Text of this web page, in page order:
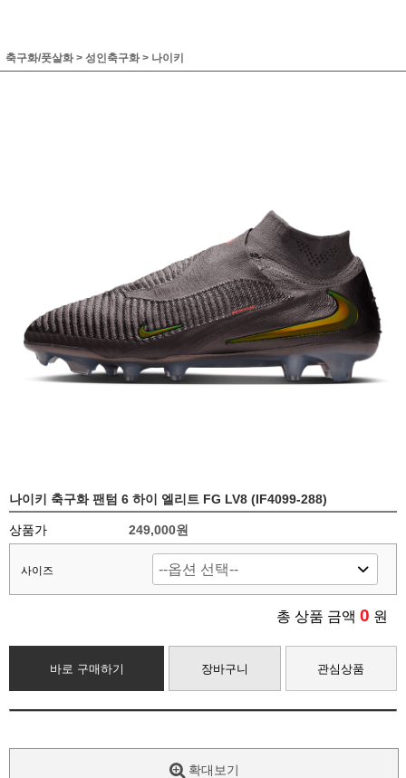
축구화/풋살화 > 성인축구화 > 나이키
나이키 축구화 팬텀 6 하이 엘리트 FG LV8 (IF4099-288)
상품가 249,000원
사이즈
총 상품 금액 0 원
바로 구매하기 장바구니 관심상품
확대보기